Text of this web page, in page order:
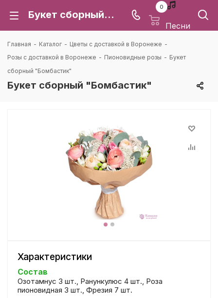
Букет сборный "Бомбастик": цена и доставка в Воронеже | Каталея
0
Песни
Главная - Каталог - Цветы с доставкой в Воронеже -
Розы с доставкой в Воронеже - Пионовидные розы - Букет
сборный "Бомбастик"
Букет сборный "Бомбастик"
Характеристики
Состав
Озотамнус 3 шт., Ранункулюс 4 шт., Роза
пионовидная 3 шт., Фрезия 7 шт.